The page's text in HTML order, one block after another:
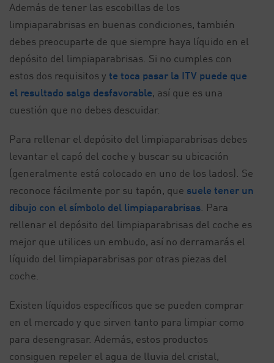
Además de tener las escobillas de los
limpiaparabrisas en buenas condiciones, también
debes preocuparte de que siempre haya líquido en el
depósito del limpiaparabrisas. Si no cumples con
estos dos requisitos y te toca pasar la ITV puede que
el resultado salga desfavorable, así que es una
cuestión que no debes descuidar.
Para rellenar el depósito del limpiaparabrisas debes
levantar el capó del coche y buscar su ubicación
(generalmente está colocado en uno de los lados). Se
reconoce fácilmente por su tapón, que suele tener un
dibujo con el símbolo del limpiaparabrisas . Para
rellenar el depósito del limpiaparabrisas del coche es
mejor que utilices un embudo, así no derramarás el
líquido del limpiaparabrisas por otras piezas del
coche.
Existen líquidos específicos que se pueden comprar
en el mercado y que sirven tanto para limpiar como
para desengrasar. Además, estos productos
consiguen repeler el agua de lluvia del cristal,